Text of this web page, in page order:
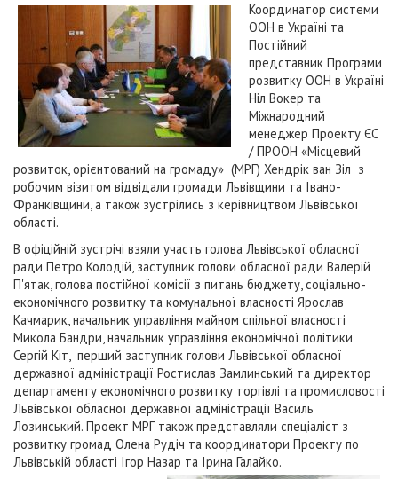
Координатор системи
ООН в Україні та
Постійний
представник Програми
розвитку ООН в Україні
Ніл Вокер та
Міжнародний
менеджер Проекту ЄС
/ ПРООН «Місцевий
розвиток, орієнтований на громаду» (МРГ) Хендрік ван Зіл з
робочим візитом відвідали громади Львівщини та Івано-
Франківщини, а також зустрілись з керівництвом Львівської
області.
В офіційній зустрічі взяли участь голова Львівської обласної
ради Петро Колодій, заступник голови обласної ради Валерій
П'ятак, голова постійної комісії з питань бюджету, соціально-
економічного розвитку та комунальної власності Ярослав
Качмарик, начальник управління майном спільної власності
Микола Бандри, начальник управління економічної політики
Сергій Кіт, перший заступник голови Львівської обласної
державної адміністрації Ростислав Замлинський та директор
департаменту економічного розвитку торгівлі та промисловості
Львівської обласної державної адміністрації Василь
Лозинський. Проект МРГ також представляли спеціаліст з
розвитку громад Олена Рудіч та координатори Проекту по
Львівській області Ігор Назар та Ірина Галайко.